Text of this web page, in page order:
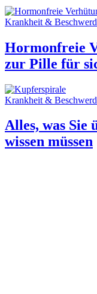
Krankheit &
Hormonfreie
zur Pille für
Krankheit &
Alles, was Sie
wissen müssen